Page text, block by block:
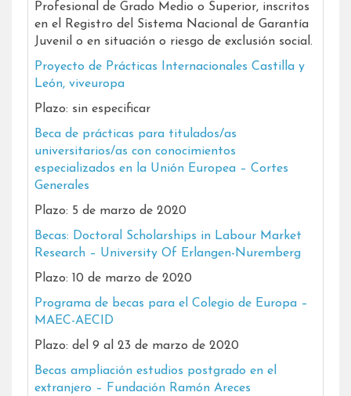
Profesional de Grado Medio o Superior, inscritos
en el Registro del Sistema Nacional de Garantía
Juvenil o en situación o riesgo de exclusión social.
Proyecto de Prácticas Internacionales Castilla y
León, viveuropa
Plazo: sin especificar
Beca de prácticas para titulados/as
universitarios/as con conocimientos
especializados en la Unión Europea – Cortes
Generales
Plazo: 5 de marzo de 2020
Becas: Doctoral Scholarships in Labour Market
Research – University Of Erlangen-Nuremberg
Plazo: 10 de marzo de 2020
Programa de becas para el Colegio de Europa –
MAEC-AECID
Plazo: del 9 al 23 de marzo de 2020
Becas ampliación estudios postgrado en el
extranjero – Fundación Ramón Areces